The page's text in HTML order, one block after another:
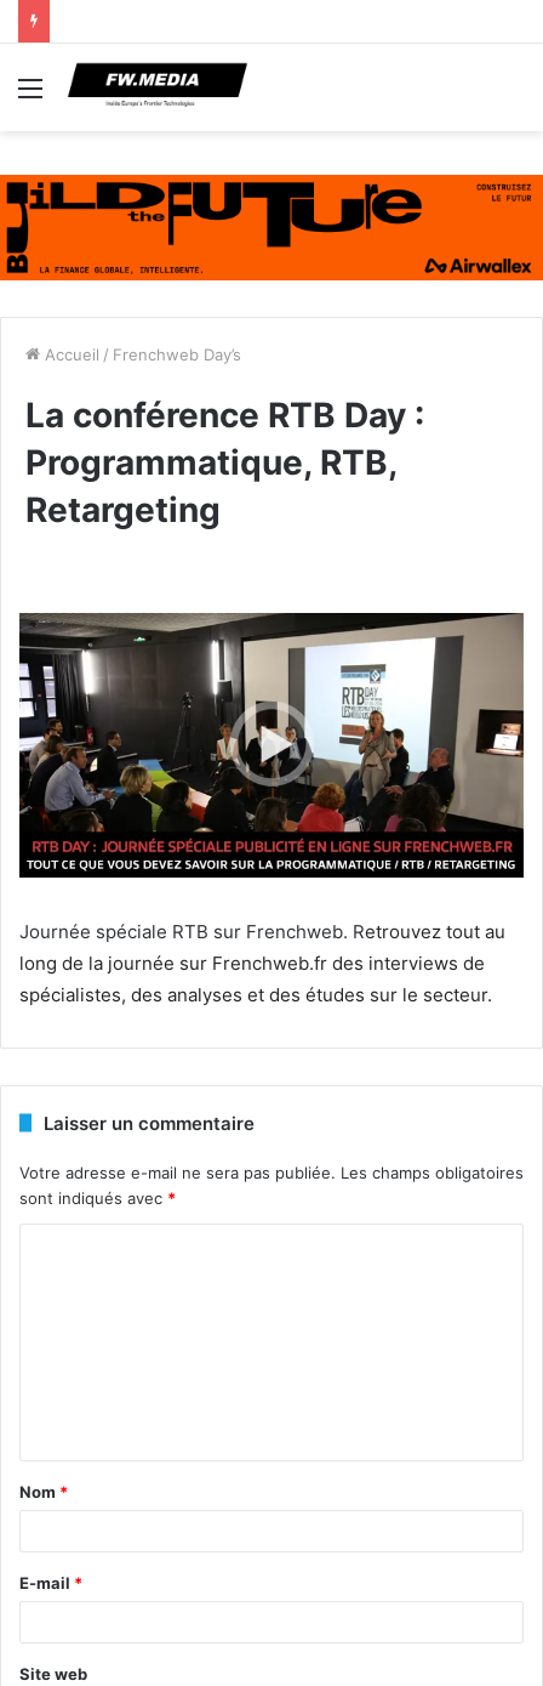
Menu
Accueil / Frenchweb Day’s
La conférence RTB Day :
Programmatique, RTB,
Retargeting
Journée spéciale RTB sur Frenchweb. Retrouvez tout au
long de la journée sur Frenchweb.fr des interviews de
spécialistes, des analyses et des études sur le secteur.
Laisser un commentaire
Votre adresse e-mail ne sera pas publiée. Les champs obligatoires
sont indiqués avec *
t
a
e
*
Nom *
E-mail *
Site web